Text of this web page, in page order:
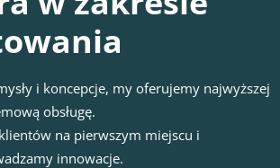
i koncepcje, my oferujemy najwyższej
obsługę.
na pierwszym miejscu i
innowacje.